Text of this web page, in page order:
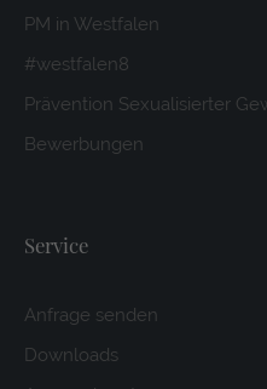
PM in Westfalen
#westfalen8
Prävention Sexualisierter
Bewerbungen
Service
Anfrage senden
Downloads